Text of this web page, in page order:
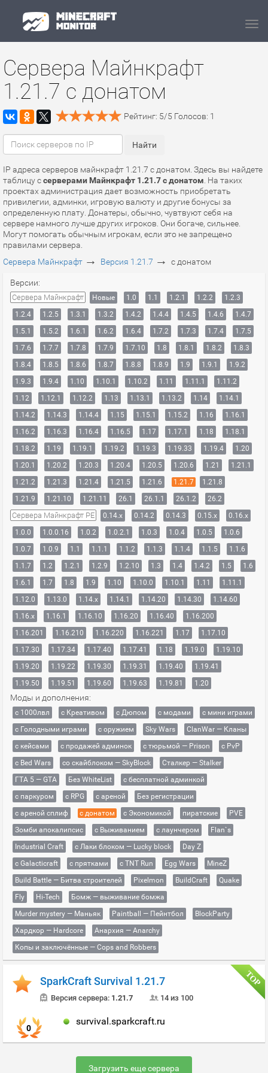
Сервера Майнкрафт
1.21.7 с донатом
Рейтинг: 5/5 Голосов: 1
IP адреса серверов майнкрафт 1.21.7 с донатом. Здесь вы найдете
таблицу ссерверами Майнкрафт 1.21.7 с донатом . На таких
проектах администрация дает возможность приобретать
привилегии, админки, игровую валюту и другие бонусы за
определенную плату. Донатеры, обычно, чувтвуют себя на
сервере намного лучше других игроков. Они богаче, сильнее.
Могут помогать обычным игрокам, если это не запрещено
правилами сервера.
Сервера Майнкрафт → Версия 1.21.7 → с донатом
Версии:
Сервера Майнкрафт Новые 1.0 1.1 1.2.1 1.2.2
1.2.3
1.2.4
1.2.5 1.3.1 1.3.2 1.4.2 1.4.4 1.4.5 1.4.6
1.4.7
1.5.1
1.5.2 1.6.1 1.6.2 1.6.4 1.7.2 1.7.3 1.7.4
1.7.5
1.7.6
1.7.7 1.7.8 1.7.9 1.7.10 1.8 1.8.1 1.8.2
1.8.3
1.8.4
1.8.5 1.8.6 1.8.7 1.8.8 1.8.9 1.9 1.9.1
1.9.2
1.9.3
1.9.4 1.10 1.10.1 1.10.2 1.11 1.11.1
1.11.2
1.12
1.12.1 1.12.2 1.13 1.13.1 1.13.2 1.14
1.14.1
1.14.2
1.14.3 1.14.4 1.15 1.15.1 1.15.2 1.16
1.16.1
1.16.2
1.16.3 1.16.4 1.16.5 1.17 1.17.1 1.18
1.18.1
1.18.2
1.19 1.19.1 1.19.2 1.19.3 1.19.33 1.19.4
1.20
1.20.1
1.20.2 1.20.3 1.20.4 1.20.5 1.20.6 1.21
1.21.1
1.21.2
1.21.3 1.21.4 1.21.5 1.21.6 1.21.7
1.21.8
1.21.9
1.21.10 1.21.11 26.1 26.1.1 26.1.2 26.2
Сервера Майнкрафт PE 0.14.x 0.14.2 0.14.3 0.15.x
0.16.x
1.0.0
1.0.0.16 1.0.2 1.0.2.1 1.0.3 1.0.4 1.0.5
1.0.6
1.0.7
1.0.9 1.1 1.1.1 1.1.2 1.1.3 1.1.4 1.1.5
1.1.6
1.1.7
1.2 1.2.1 1.2.9 1.2.10 1.3 1.4 1.4.2 1.5
1.6
1.6.1
1.7 1.8 1.9 1.10 1.10.0 1.10.1 1.11
1.11.1
1.12.0
1.13.0 1.14.x 1.14.1 1.14.20 1.14.30
1.14.60
1.16.x
1.16.1 1.16.10 1.16.20 1.16.40
1.16.200
1.16.201
1.16.210 1.16.220 1.16.221 1.17
1.17.10
1.17.30
1.17.34 1.17.40 1.17.41 1.18 1.19.0
1.19.10
1.19.20
1.19.22 1.19.30 1.19.31 1.19.40
1.19.41
1.19.50
1.19.51 1.19.60 1.19.63 1.19.81 1.20
Моды и дополнения:
с 1000лвл c Креативом с Дюпом с модами
с мини играми
с Голодными играми
с оружием Sky Wars
ClanWar — Кланы
с кейсами
с продажей админок с тюрьмой — Prison
с PvP
с Bed Wars
со скайблоком — SkyBlock
Сталкер — Stalker
ГТА 5 — GTA
Без WhiteList
с бесплатной админкой
с паркуром
с RPG с ареной
Без регистрации
с ареной сплиф
с донатом с Экономикой пиратские
PVE
Зомби апокалипсис
с Выживанием с лаунчером
Flan`s
Industrial Craft
с Лаки блоком — Lucky block
Day Z
с Galacticraft
с прятками с TNT Run Egg Wars
MineZ
Build Battle — Битва строителей
Pixelmon BuildCraft
Quake
Fly
Hi-Tech
Бомж — выживание бомжа
Murder mystery — Маньяк
Paintball — Пейнтбол
BlockParty
Хардкор — Hardcore
Анархия — Anarchy
Копы и заключённые — Cops and Robbers
SparkCraft Survival 1.21.7
Версия сервера: 1.21.7 14 из 100
0
survival.sparkcraft.ru
Загрузить еще сервера